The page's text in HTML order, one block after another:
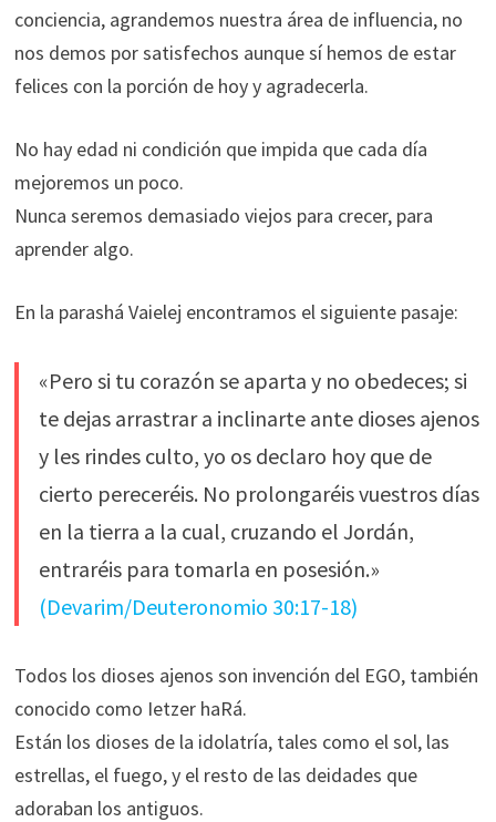
conciencia, agrandemos nuestra área de influencia, no
nos demos por satisfechos aunque sí hemos de estar
felices con la porción de hoy y agradecerla.
No hay edad ni condición que impida que cada día
mejoremos un poco.
Nunca seremos demasiado viejos para crecer, para
aprender algo.
En la parashá Vaielej encontramos el siguiente pasaje:
«Pero si tu corazón se aparta y no obedeces; si
te dejas arrastrar a inclinarte ante dioses ajenos
y les rindes culto, yo os declaro hoy que de
cierto pereceréis. No prolongaréis vuestros días
en la tierra a la cual, cruzando el Jordán,
entraréis para tomarla en posesión.»
(Devarim/Deuteronomio 30:17-18)
Todos los dioses ajenos son invención del EGO, también
conocido como Ietzer haRá.
Están los dioses de la idolatría, tales como el sol, las
estrellas, el fuego, y el resto de las deidades que
adoraban los antiguos.